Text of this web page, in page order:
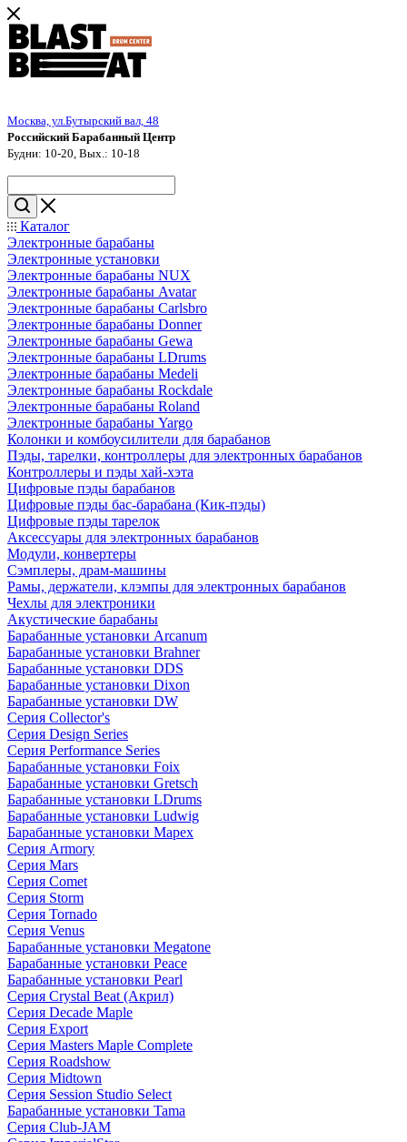
Москва, ул.Бутырский вал, 48
Российский Барабанный Центр
Будни: 10-20, Вых.: 10-18
Каталог
Электронные барабаны
Электронные установки
Электронные барабаны NUX
Электронные барабаны Avatar
Электронные барабаны Carlsbro
Электронные барабаны Donner
Электронные барабаны Gewa
Электронные барабаны LDrums
Электронные барабаны Medeli
Электронные барабаны Rockdale
Электронные барабаны Roland
Электронные барабаны Yargo
Колонки и комбоусилители для барабанов
Пэды, тарелки, контроллеры для электронных барабанов
Контроллеры и пэды хай-хэта
Цифровые пэды барабанов
Цифровые пэды бас-барабана (Кик-пэды)
Цифровые пэды тарелок
Аксессуары для электронных барабанов
Модули, конвертеры
Сэмплеры, драм-машины
Рамы, держатели, клэмпы для электронных барабанов
Чехлы для электроники
Акустические барабаны
Барабанные установки Arcanum
Барабанные установки Brahner
Барабанные установки DDS
Барабанные установки Dixon
Барабанные установки DW
Серия Collector's
Серия Design Series
Серия Performance Series
Барабанные установки Foix
Барабанные установки Gretsch
Барабанные установки LDrums
Барабанные установки Ludwig
Барабанные установки Mapex
Серия Armory
Серия Mars
Серия Comet
Серия Storm
Серия Tornado
Серия Venus
Барабанные установки Megatone
Барабанные установки Peace
Барабанные установки Pearl
Серия Crystal Beat (Акрил)
Серия Decade Maple
Серия Export
Серия Masters Maple Complete
Серия Roadshow
Серия Midtown
Серия Session Studio Select
Барабанные установки Tama
Серия Club-JAM